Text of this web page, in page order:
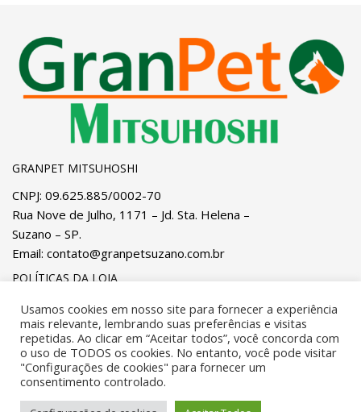
GRANPET MITSUHOSHI
CNPJ: 09.625.885/0002-70
Rua Nove de Julho, 1171 – Jd. Sta. Helena –
Suzano – SP.
Email: contato@granpetsuzano.com.br
POLÍTICAS DA LOJA
PrivacidadeeCookies
Pagamentos
Trocas, Devoluções e Reembolsos
Entregas
Desenvolvido porOSA IT Solutions. Todos os direitos
reservados.
Usamos cookies em nosso site para fornecer a experiência
mais relevante, lembrando suas preferências e visitas
repetidas. Ao clicar em “Aceitar todos”, você concorda com
o uso de TODOS os cookies. No entanto, você pode visitar
"Configurações de cookies" para fornecer um
consentimento controlado.